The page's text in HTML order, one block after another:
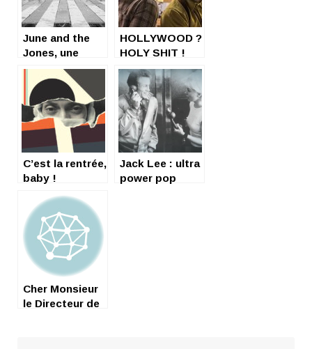
June and the
Jones, une
histoire de
famille
HOLLYWOOD ?
HOLY SHIT !
C’est la rentrée,
baby !
Jack Lee : ultra
power pop
Cher Monsieur
le Directeur de